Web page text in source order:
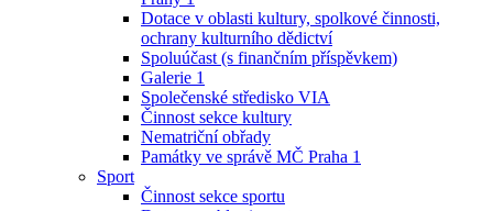
Dotace v oblasti kultury, spolkové činnosti,
ochrany kulturního dědictví
Spoluúčast (s finančním příspěvkem)
Galerie 1
Společenské středisko VIA
Činnost sekce kultury
Nematriční obřady
Památky ve správě MČ Praha 1
Sport
Činnost sekce sportu